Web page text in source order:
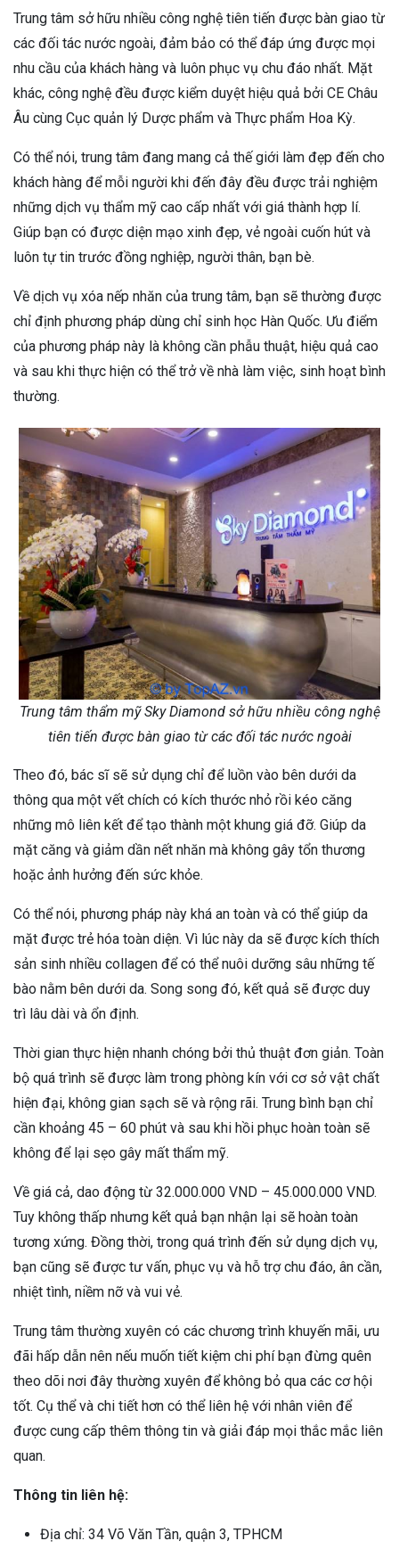
Trung tâm sở hữu nhiều công nghệ tiên tiến được bàn giao từ
các đối tác nước ngoài, đảm bảo có thể đáp ứng được mọi
nhu cầu của khách hàng và luôn phục vụ chu đáo nhất. Mặt
khác, công nghệ đều được kiểm duyệt hiệu quả bởi CE Châu
Âu cùng Cục quản lý Dược phẩm và Thực phẩm Hoa Kỳ.
Có thể nói, trung tâm đang mang cả thế giới làm đẹp đến cho
khách hàng để mỗi người khi đến đây đều được trải nghiệm
những dịch vụ thẩm mỹ cao cấp nhất với giá thành hợp lí.
Giúp bạn có được diện mạo xinh đẹp, vẻ ngoài cuốn hút và
luôn tự tin trước đồng nghiệp, người thân, bạn bè.
Về dịch vụ xóa nếp nhăn của trung tâm, bạn sẽ thường được
chỉ định phương pháp dùng chỉ sinh học Hàn Quốc. Ưu điểm
của phương pháp này là không cần phẫu thuật, hiệu quả cao
và sau khi thực hiện có thể trở về nhà làm việc, sinh hoạt bình
thường.
Trung tâm thẩm mỹ Sky Diamond sở hữu nhiều công nghệ
tiên tiến được bàn giao từ các đối tác nước ngoài
Theo đó, bác sĩ sẽ sử dụng chỉ để luồn vào bên dưới da
thông qua một vết chích có kích thước nhỏ rồi kéo căng
những mô liên kết để tạo thành một khung giá đỡ. Giúp da
mặt căng và giảm dần nết nhăn mà không gây tổn thương
hoặc ảnh hưởng đến sức khỏe.
Có thể nói, phương pháp này khá an toàn và có thể giúp da
mặt được trẻ hóa toàn diện. Vì lúc này da sẽ được kích thích
sản sinh nhiều collagen để có thể nuôi dưỡng sâu những tế
bào nằm bên dưới da. Song song đó, kết quả sẽ được duy
trì lâu dài và ổn định.
Thời gian thực hiện nhanh chóng bởi thủ thuật đơn giản. Toàn
bộ quá trình sẽ được làm trong phòng kín với cơ sở vật chất
hiện đại, không gian sạch sẽ và rộng rãi. Trung bình bạn chỉ
cần khoảng 45 – 60 phút và sau khi hồi phục hoàn toàn sẽ
không để lại sẹo gây mất thẩm mỹ.
Về giá cả, dao động từ 32.000.000 VND – 45.000.000 VND.
Tuy không thấp nhưng kết quả bạn nhận lại sẽ hoàn toàn
tương xứng. Đồng thời, trong quá trình đến sử dụng dịch vụ,
bạn cũng sẽ được tư vấn, phục vụ và hỗ trợ chu đáo, ân cần,
nhiệt tình, niềm nỡ và vui vẻ.
Trung tâm thường xuyên có các chương trình khuyến mãi, ưu
đãi hấp dẫn nên nếu muốn tiết kiệm chi phí bạn đừng quên
theo dõi nơi đây thường xuyên để không bỏ qua các cơ hội
tốt. Cụ thể và chi tiết hơn có thể liên hệ với nhân viên để
được cung cấp thêm thông tin và giải đáp mọi thắc mắc liên
quan.
Thông tin liên hệ:
Địa chỉ: 34 Võ Văn Tần, quận 3, TPHCM